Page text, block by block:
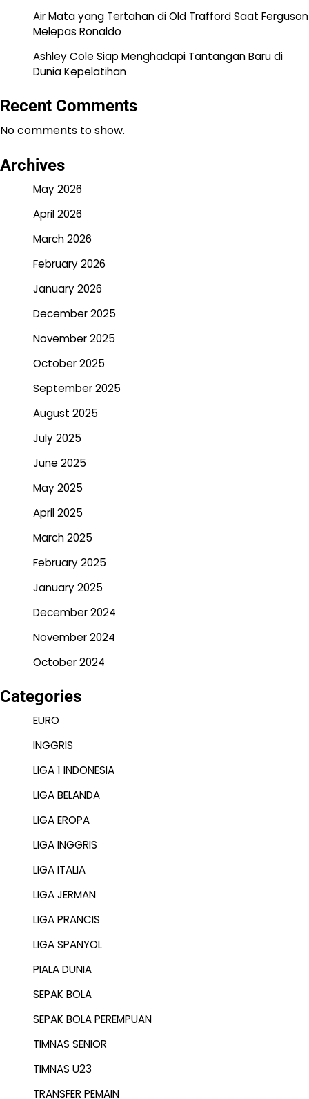
Air Mata yang Tertahan di Old Trafford Saat Ferguson
Melepas Ronaldo
Ashley Cole Siap Menghadapi Tantangan Baru di
Dunia Kepelatihan
Recent Comments
No comments to show.
Archives
May 2026
April 2026
March 2026
February 2026
January 2026
December 2025
November 2025
October 2025
September 2025
August 2025
July 2025
June 2025
May 2025
April 2025
March 2025
February 2025
January 2025
December 2024
November 2024
October 2024
Categories
EURO
INGGRIS
LIGA 1 INDONESIA
LIGA BELANDA
LIGA EROPA
LIGA INGGRIS
LIGA ITALIA
LIGA JERMAN
LIGA PRANCIS
LIGA SPANYOL
PIALA DUNIA
SEPAK BOLA
SEPAK BOLA PEREMPUAN
TIMNAS SENIOR
TIMNAS U23
TRANSFER PEMAIN